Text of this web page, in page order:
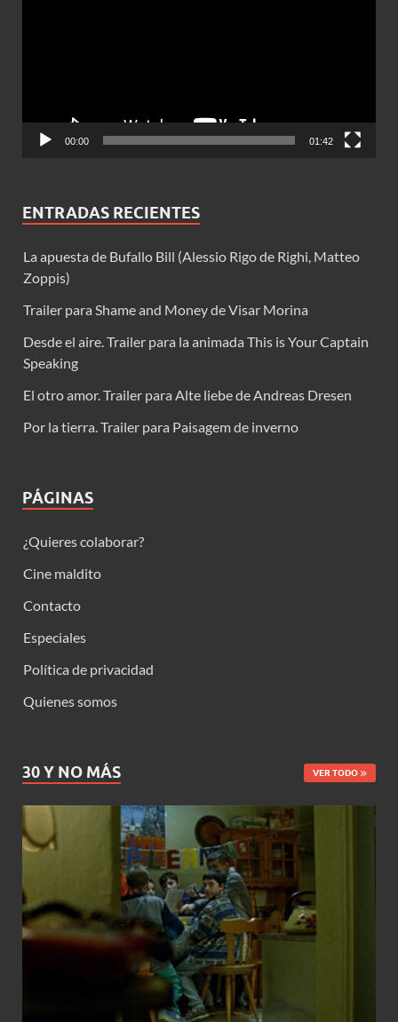
00:00 01:42
ENTRADAS RECIENTES
La apuesta de Bufallo Bill (Alessio Rigo de Righi, Matteo
Zoppis)
Trailer para Shame and Money de Visar Morina
Desde el aire. Trailer para la animada This is Your Captain
Speaking
El otro amor. Trailer para Alte liebe de Andreas Dresen
Por la tierra. Trailer para Paisagem de inverno
PÁGINAS
¿Quieres colaborar?
Cine maldito
Contacto
Especiales
Política de privacidad
Quienes somos
30 Y NO MÁS VER TODO